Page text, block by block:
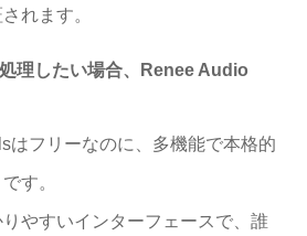
れます。
理したい場合、Renee Audio
はフリーなのに、多機能で本格的
す。
やすいインターフェースで、誰